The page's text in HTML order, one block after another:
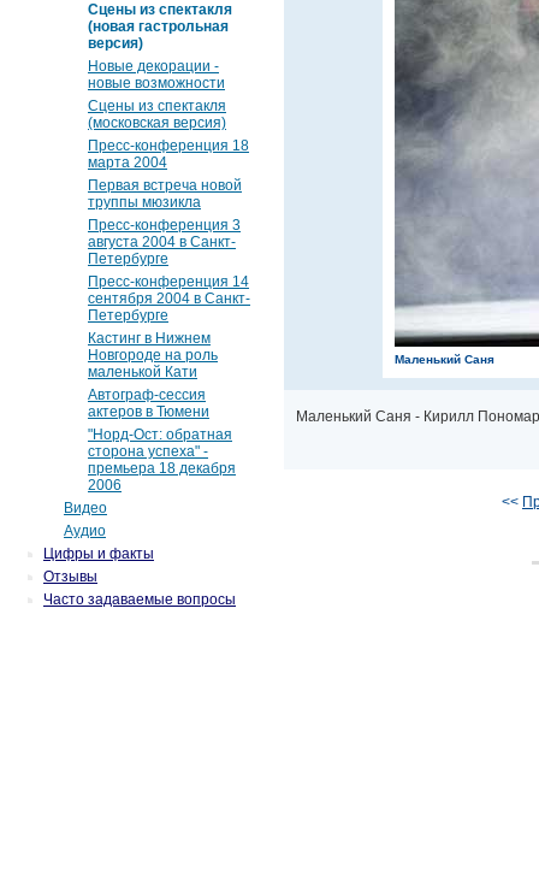
Сцены из спектакля
(новая гастрольная
версия)
Новые декорации -
новые возможности
Сцены из спектакля
(московская версия)
Пресс-конференция 18
марта 2004
Первая встреча новой
труппы мюзикла
Пресс-конференция 3
августа 2004 в Санкт-
Петербурге
Пресс-конференция 14
сентября 2004 в Санкт-
Петербурге
Кастинг в Нижнем
Новгороде на роль
маленькой Кати
Автограф-сессия
актеров в Тюмени
"Норд-Ост: обратная
сторона успеха" -
премьера 18 декабря
2006
Видео
Аудио
Цифры и факты
Отзывы
Часто задаваемые вопросы
Маленький Саня
Маленький Саня - Кирилл
<<